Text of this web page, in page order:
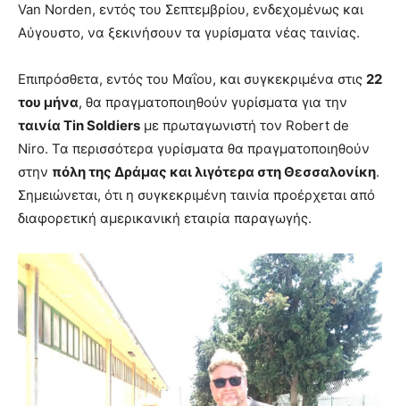
Van Norden, εντός του Σεπτεμβρίου, ενδεχομένως και
Αύγουστο, να ξεκινήσουν τα γυρίσματα νέας ταινίας.
Επιπρόσθετα, εντός του Μαΐου, και συγκεκριμένα στις 22
του μήνα, θα πραγματοποιηθούν γυρίσματα για την
ταινία Tin Soldiers με πρωταγωνιστή τον Robert de
Niro. Τα περισσότερα γυρίσματα θα πραγματοποιηθούν
στην πόλη της Δράμας και λιγότερα στη Θεσσαλονίκη.
Σημειώνεται, ότι η συγκεκριμένη ταινία προέρχεται από
διαφορετική αμερικανική εταιρία παραγωγής.